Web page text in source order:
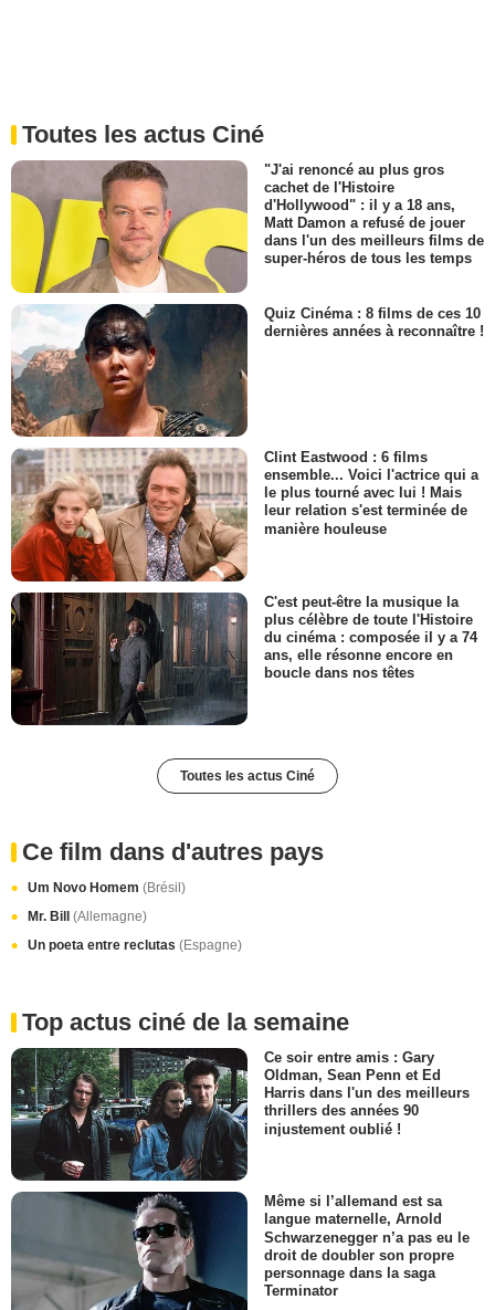
Toutes les actus Ciné
"J'ai renoncé au plus gros
cachet de l'Histoire
d'Hollywood" : il y a 18 ans,
Matt Damon a refusé de jouer
dans l'un des meilleurs films de
super-héros de tous les temps
Quiz Cinéma : 8 films de ces 10
dernières années à reconnaître !
Clint Eastwood : 6 films
ensemble... Voici l'actrice qui a
le plus tourné avec lui ! Mais
leur relation s'est terminée de
manière houleuse
C'est peut-être la musique la
plus célèbre de toute l'Histoire
du cinéma : composée il y a 74
ans, elle résonne encore en
boucle dans nos têtes
Toutes les actus Ciné
Ce film dans d'autres pays
Um Novo Homem (Brésil)
Mr. Bill (Allemagne)
Un poeta entre reclutas (Espagne)
Top actus ciné de la semaine
Ce soir entre amis : Gary
Oldman, Sean Penn et Ed
Harris dans l'un des meilleurs
thrillers des années 90
injustement oublié !
Même si l’allemand est sa
langue maternelle, Arnold
Schwarzenegger n’a pas eu le
droit de doubler son propre
personnage dans la saga
Terminator